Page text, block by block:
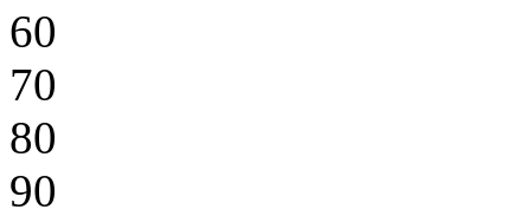
60
70
80
90